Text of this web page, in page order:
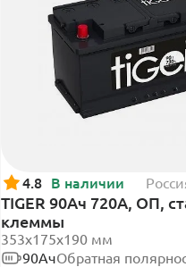
4.8 В наличии
TIGER 90Ач 720А, ОП,
клеммы
353х175х190 мм
90АчОбратная